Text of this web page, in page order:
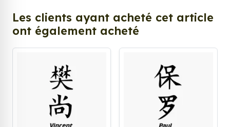
Les clients ayant acheté cet article
ont également acheté